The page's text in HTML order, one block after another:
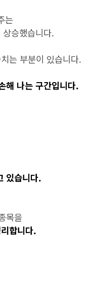
는
승했습니다.
는 부분이 있습니다.
해 나는 구간입니다.
있습니다.
목을
합니다.